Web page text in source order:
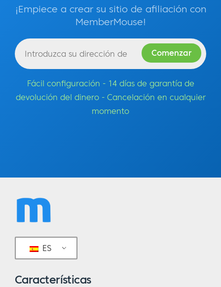
¡Empiece a crear su sitio de afiliación con
MemberMouse!
Fácil configuración - 14 días de garantía de
devolución del dinero - Cancelación en cualquier
momento
ES
Características